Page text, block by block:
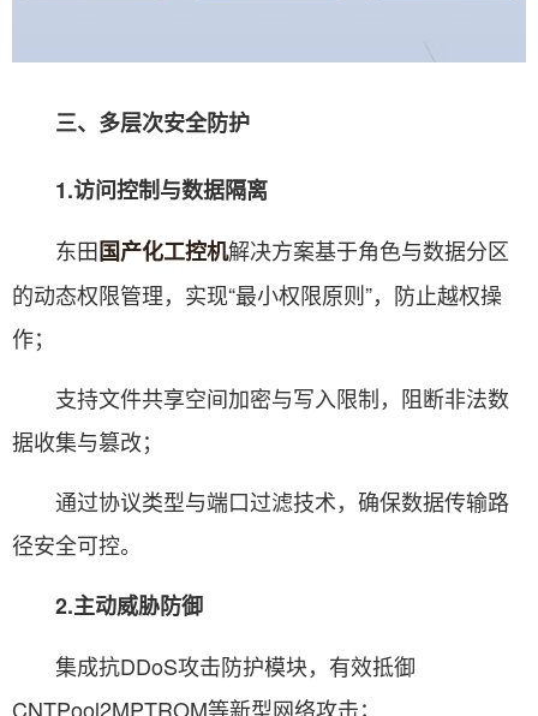
三、多层次安全防护
1.访问控制与数据隔离
东田国产化工控机解决方案基于角色与数据分区
的动态权限管理，实现“最小权限原则”，防止越权操
作；
支持文件共享空间加密与写入限制，阻断非法数
据收集与篡改；
通过协议类型与端口过滤技术，确保数据传输路
径安全可控。
2.主动威胁防御
集成抗DDoS攻击防护模块，有效抵御
CNTPool2MPTROM等新型网络攻击；